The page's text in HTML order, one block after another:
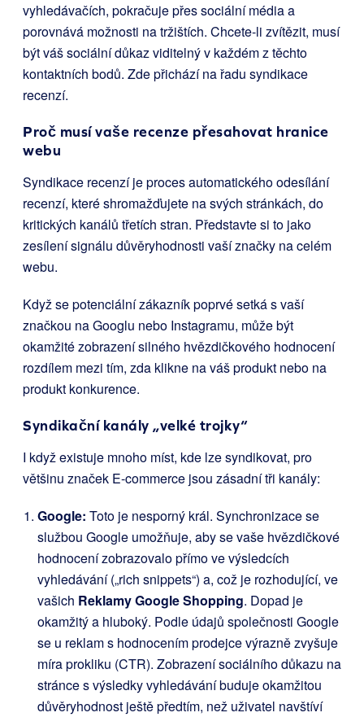
vyhledávačích, pokračuje přes sociální média a
porovnává možnosti na tržištích. Chcete-li zvítězit, musí
být váš sociální důkaz viditelný v každém z těchto
kontaktních bodů. Zde přichází na řadu syndikace
recenzí.
Proč musí vaše recenze přesahovat hranice
webu
Syndikace recenzí je proces automatického odesílání
recenzí, které shromažďujete na svých stránkách, do
kritických kanálů třetích stran. Představte si to jako
zesílení signálu důvěryhodnosti vaší značky na celém
webu.
Když se potenciální zákazník poprvé setká s vaší
značkou na Googlu nebo Instagramu, může být
okamžité zobrazení silného hvězdičkového hodnocení
rozdílem mezi tím, zda klikne na váš produkt nebo na
produkt konkurence.
Syndikační kanály „velké trojky“
I když existuje mnoho míst, kde lze syndikovat, pro
většinu značek E-commerce jsou zásadní tři kanály:
Google: Toto je nesporný král. Synchronizace se
službou Google umožňuje, aby se vaše hvězdičkové
hodnocení zobrazovalo přímo ve výsledcích
vyhledávání („rich snippets“) a, což je rozhodující, ve
vašich Reklamy Google Shopping. Dopad je
okamžitý a hluboký. Podle údajů společnosti Google
se u reklam s hodnocením prodejce výrazně zvyšuje
míra prokliku (CTR). Zobrazení sociálního důkazu na
stránce s výsledky vyhledávání buduje okamžitou
důvěryhodnost ještě předtím, než uživatel navštíví